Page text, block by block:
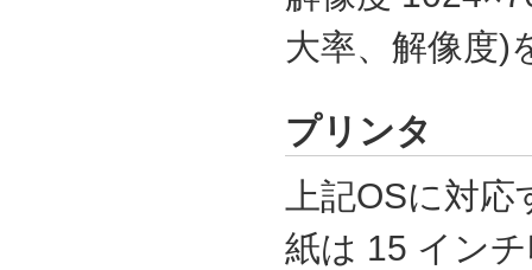
大率、解像度)
プリンタ
上記OSに対
紙は 15 イン